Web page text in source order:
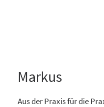
Markus
Aus der Praxis für die